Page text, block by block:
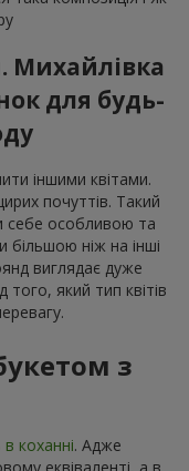
Михайлівка
для будь-
іншими квітами.
почуттів. Такий
себе особливою та
ніж на інші
виглядає дуже
який тип квітів
з
в коханні. Адже